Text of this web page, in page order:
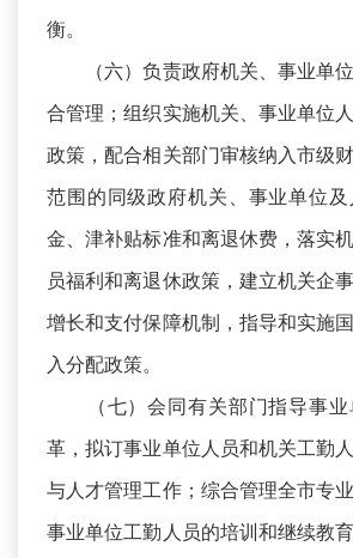
衡。
（六）负责政府机关、事业单位
合管理；组织实施机关、事业单位
政策，配合相关部门审核纳入市级
范围的同级政府机关、事业单位
金、津补贴标准和离退休费，落实
员福利和离退休政策，建立机关企
增长和支付保障机制，指导和实施
入分配政策。
（七）会同有关部门指导事业
革，拟订事业单位人员和机关工勤
与人才管理工作；综合管理全市专
事业单位工勤人员的培训和继续教